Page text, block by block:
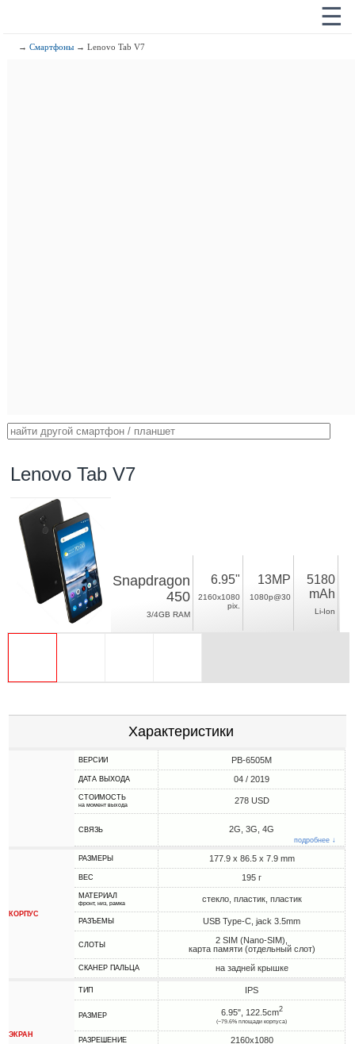
☰
→Смартфоны → Lenovo Tab V7
Lenovo Tab V7
Snapdragon
450
3/4GB RAM
6.95"
2160x1080
pix.
13MP
1080p@30
5180
mAh
Li-Ion
Характеристики
ВЕРСИИ PB-6505M
ДАТА ВЫХОДА 04 / 2019
СТОИМОСТЬ
на момент выхода 278 USD
СВЯЗЬ 2G, 3G, 4G
подробнее ↓
КОРПУС
РАЗМЕРЫ 177.9 x 86.5 x 7.9 mm
ВЕС 195 г
МАТЕРИАЛ
фронт, низ, рамка стекло, пластик, пластик
РАЗЪЕМЫ USB Type-C, jack 3.5mm
СЛОТЫ
2 SIM (Nano-SIM),
карта памяти (отдельный слот)
СКАНЕР ПАЛЬЦА на задней крышке
ЭКРАН
ТИП IPS
РАЗМЕР 6.95", 122.5cm2
(~79.6% площади корпуса)
РАЗРЕШЕНИЕ 2160x1080